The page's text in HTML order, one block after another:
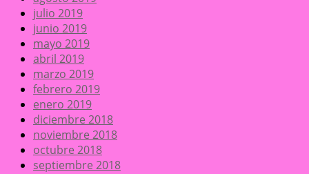
julio 2019
junio 2019
mayo 2019
abril 2019
marzo 2019
febrero 2019
enero 2019
diciembre 2018
noviembre 2018
octubre 2018
septiembre 2018